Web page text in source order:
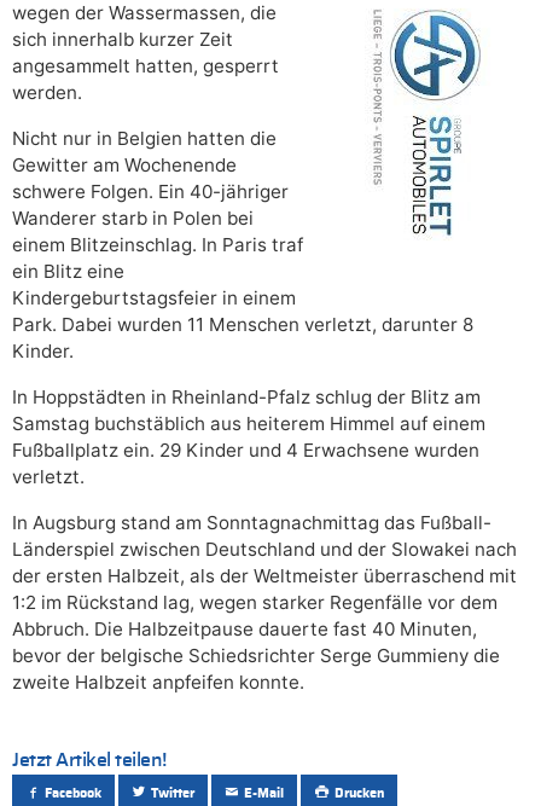
wegen der Wassermassen, die
sich innerhalb kurzer Zeit
angesammelt hatten, gesperrt
werden.
Nicht nur in Belgien hatten die
Gewitter am Wochenende
schwere Folgen. Ein 40-jähriger
Wanderer starb in Polen bei
einem Blitzeinschlag. In Paris traf
ein Blitz eine
Kindergeburtstagsfeier in einem
Park. Dabei wurden 11 Menschen verletzt, darunter 8
Kinder.
In Hoppstädten in Rheinland-Pfalz schlug der Blitz am
Samstag buchstäblich aus heiterem Himmel auf einem
Fußballplatz ein. 29 Kinder und 4 Erwachsene wurden
verletzt.
In Augsburg stand am Sonntagnachmittag das Fußball-
Länderspiel zwischen Deutschland und der Slowakei nach
der ersten Halbzeit, als der Weltmeister überraschend mit
1:2 im Rückstand lag, wegen starker Regenfälle vor dem
Abbruch. Die Halbzeitpause dauerte fast 40 Minuten,
bevor der belgische Schiedsrichter Serge Gummieny die
zweite Halbzeit anpfeifen konnte.
Jetzt Artikel teilen!
Facebook Twitter E-Mail Drucken